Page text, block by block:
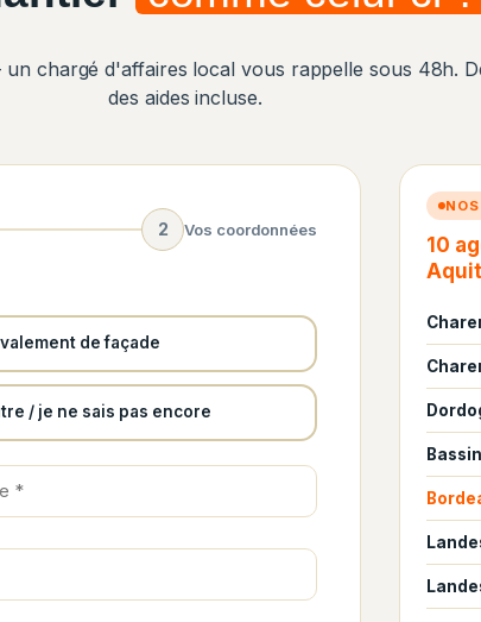
chargé d'affaires local vous rappelle sous 48h.
des aides incluse.
2 Vos coordonnées
de façade
/ je ne sais pas encore
10